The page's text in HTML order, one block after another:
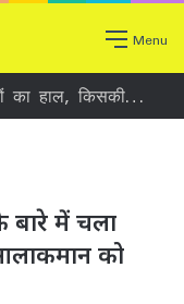
Menu
9 अगस्त 2026 राशिफल: 12 राशियों का हाल, किसकी चमकेगी किस्मत और कौन रहे सतर्क
बारे में चला
को